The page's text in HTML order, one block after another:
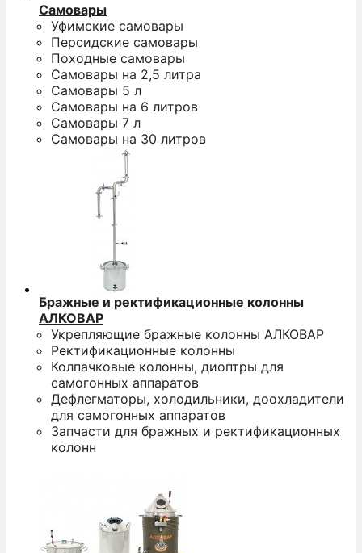
Самовары
Уфимские самовары
Персидские самовары
Походные самовары
Самовары на 2,5 литра
Самовары 5 л
Самовары на 6 литров
Самовары 7 л
Самовары на 30 литров
Бражные и ректификационные колонны
АЛКОВАР
Укрепляющие бражные колонны АЛКОВАР
Ректификационные колонны
Колпачковые колонны, диоптры для
самогонных аппаратов
Дефлегматоры, холодильники, доохладители
для самогонных аппаратов
Запчасти для бражных и ректификационных
колонн